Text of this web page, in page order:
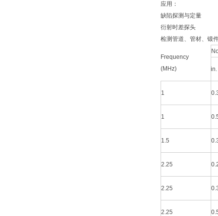
应用：
缺陷探测与定量
衍射时差探头
检测管道、管材、锻
Frequency
(MHz)
in.
1
1
1.5
2.25
2.25
2.25